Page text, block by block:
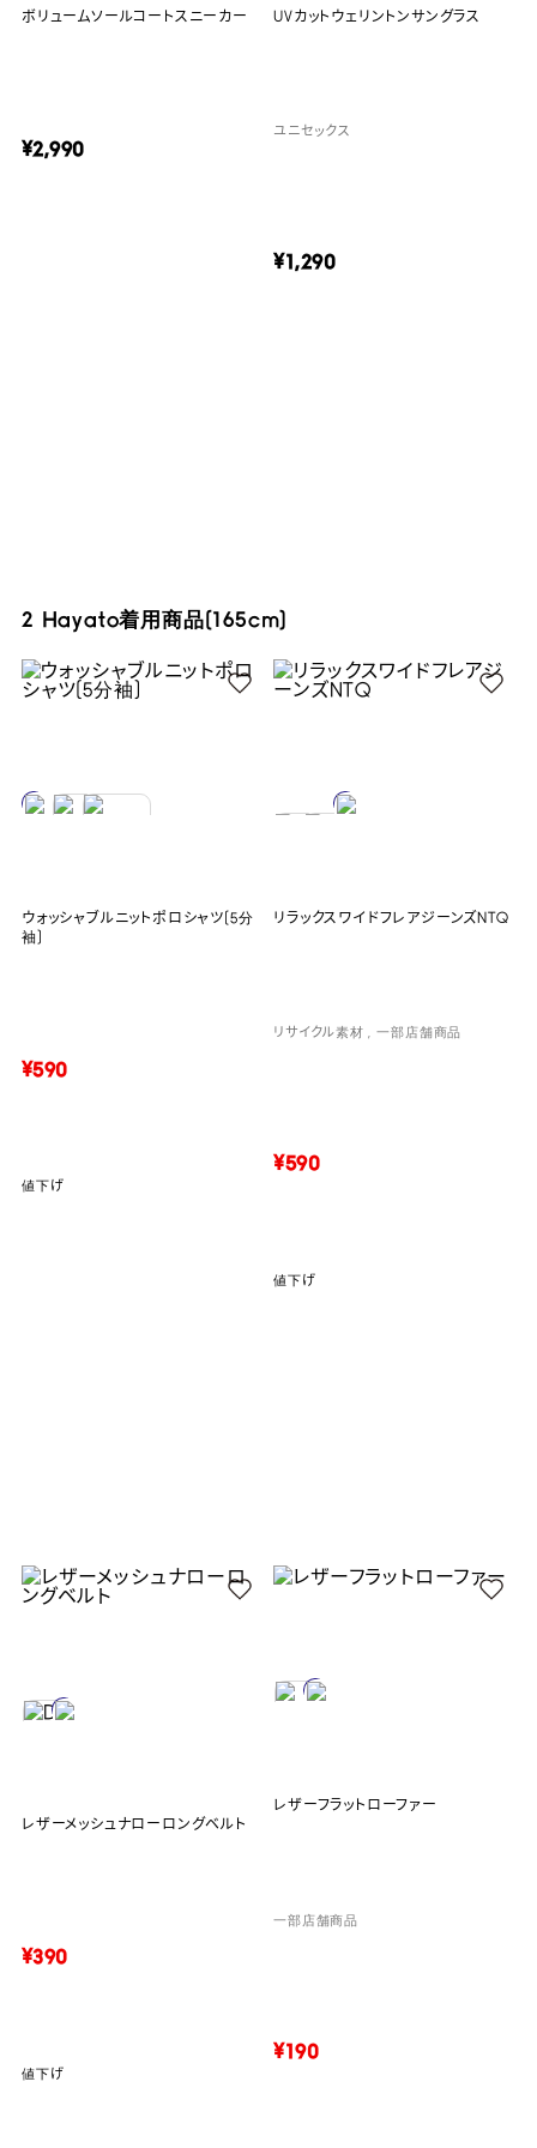
ボリュームソールコートスニーカー
¥2,990
UVカットウェリントンサングラス
ユニセックス
¥1,290
2 Hayato着用商品(165cm)
ウォッシャブルニットポロシャツ(5分
袖)
¥590
値下げ
リラックスワイドフレアジーンズNTQ
リサイクル素材 一部店舗商品
¥590
値下げ
レザーメッシュナローロングベルト
¥390
値下げ
レザーフラットローファー
一部店舗商品
¥190